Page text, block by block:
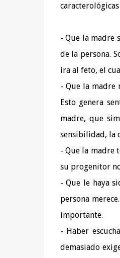
- Que la madre
de la persona.
ira al feto, el
- Que la madre
Esto genera
madre, que
sensibilidad, la
- Que la madre
su progenitor
- Que le haya
persona
importante.
- Haber
demasiado